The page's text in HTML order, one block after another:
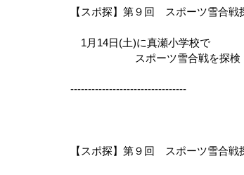
【スポ探】第９回　スポーツ雪合戦
1月14日(土)に真瀬小学校で
スポーツ雪合戦を探
---------------------------------
【スポ探】第９回　スポーツ雪合戦